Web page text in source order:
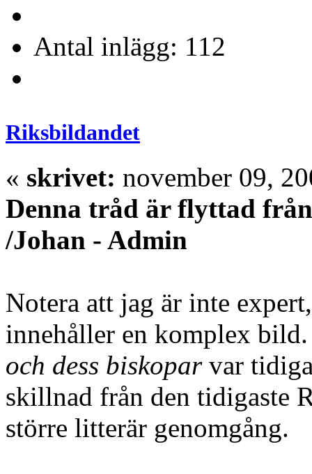
Antal inlägg: 112
Riksbildandet
« skrivet: november 09,
Denna tråd är flyttad
/Johan - Admin
Notera att jag är inte
innehåller en komplex
och dess biskoparvar
skillnad från den tidigaste
större litterär genomgång.